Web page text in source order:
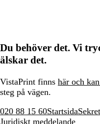
Du behöver det. Vi
älskar det.
VistaPrint finns här och
steg på vägen.
020 88 15 60Startsida
Juridiskt meddelande